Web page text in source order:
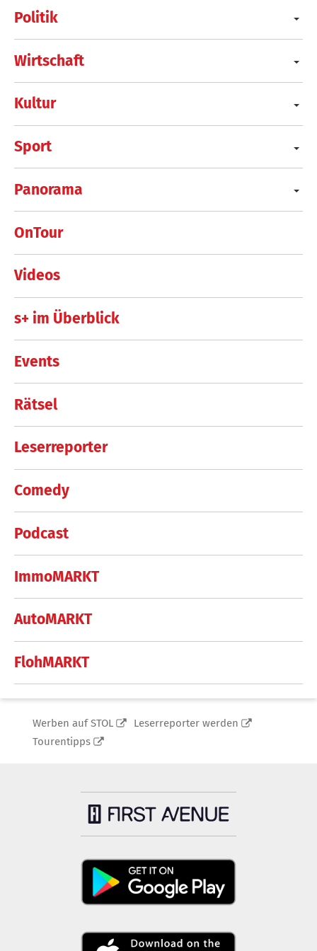
Politik
Wirtschaft
Kultur
Sport
Panorama
OnTour
Videos
s+ im Überblick
Events
Rätsel
Leserreporter
Comedy
Podcast
ImmoMARKT
AutoMARKT
FlohMARKT
Werben auf STOL
Leserreporter werden
Tourentipps